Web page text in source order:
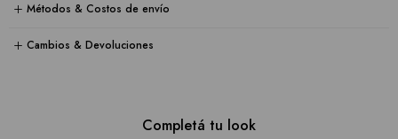
Métodos & Costos de envío
Cambios & Devoluciones
Completá tu look